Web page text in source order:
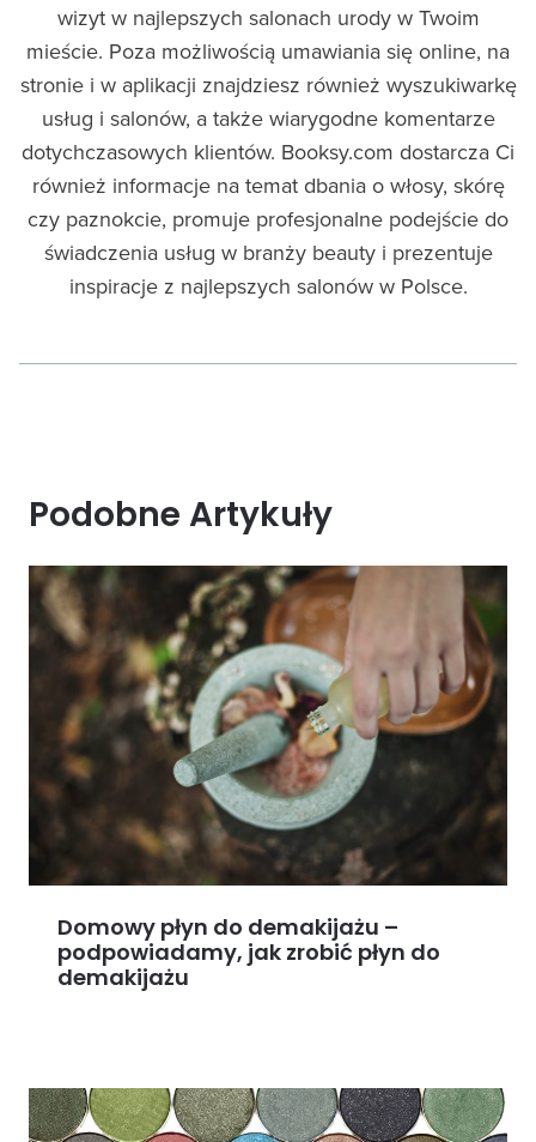
wizyt w najlepszych salonach urody w Twoim
mieście. Poza możliwością umawiania się online, na
stronie i w aplikacji znajdziesz również wyszukiwarkę
usług i salonów, a także wiarygodne komentarze
dotychczasowych klientów. Booksy.com dostarcza Ci
również informacje na temat dbania o włosy, skórę
czy paznokcie, promuje profesjonalne podejście do
świadczenia usług w branży beauty i prezentuje
inspiracje z najlepszych salonów w Polsce.
Podobne Artykuły
Domowy płyn do demakijażu –
podpowiadamy, jak zrobić płyn do
demakijażu